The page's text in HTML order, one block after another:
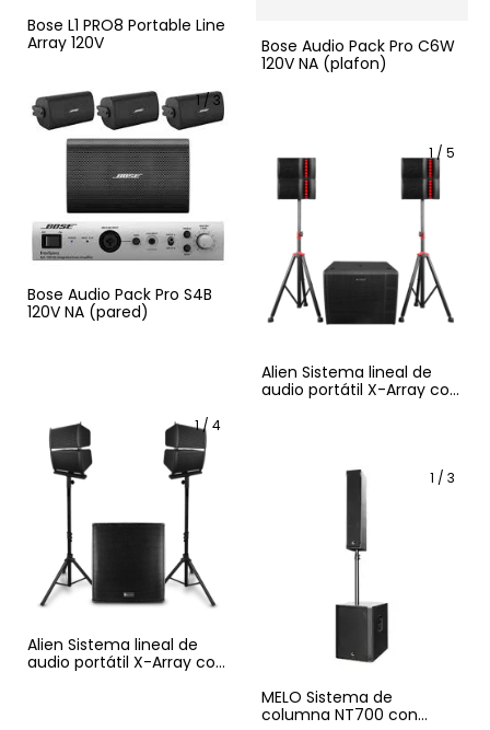
Bose L1 PRO8 Portable Line
Array 120V
Bose Audio Pack Pro C6W
120V NA (plafon)
1/3
Bose Audio Pack Pro S4B
120V NA (pared)
1 / 5
Alien Sistema lineal de
audio portátil X-Array con
1/ 4
Alien Sistema lineal de
audio portátil X-Array con
1 / 3
MELO Sistema de
columna NT700 con